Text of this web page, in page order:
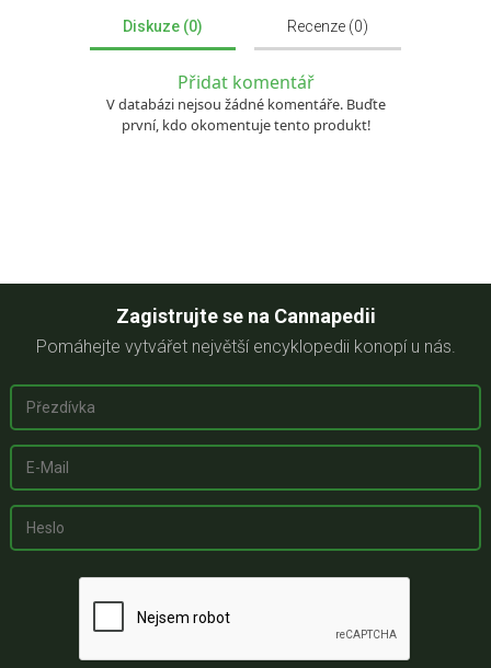
Diskuze (0) Recenze (0)
Přidat komentář
V databázi nejsou žádné komentáře. Buďte
první, kdo okomentuje tento produkt!
Zagistrujte se na Cannapedii
Pomáhejte vytvářet největší encyklopedii konopí u nás.